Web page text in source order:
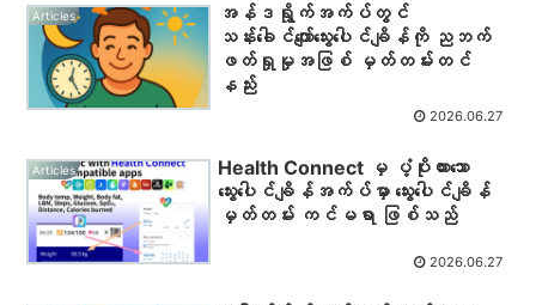
Articles
အန်ဒရွိုက်အက်ပ်တွင်
သန်းခေါင်ကျော်သွေးပေါင်ချိန်ကို ညဘက်
ဖတ်ရှုမှုအဖြစ် မှတ်တမ်းတင်
နည်း
2026.06.27
Articles
Health Connect မှ ပံ့ပိုးထားသော
သွေးပေါင်ချိန်အက်ပ်မှာ သွေးပေါင်ချိန်
မှတ်တမ်း ကင်မရာ ဖြစ်သည်
2026.06.27